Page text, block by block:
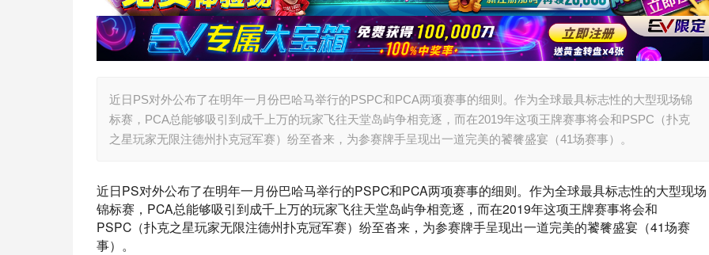
近日PS对外公布了在明年一月份巴哈马举行的PSPC和PCA两项赛事的细则。作为全球最具标志性的大型现场锦
标赛，PCA总能够吸引到成千上万的玩家飞往天堂岛屿争相竞逐，而在2019年这项王牌赛事将会和PSPC（扑克
之星玩家无限注德州扑克冠军赛）纷至沓来，为参赛牌手呈现出一道完美的饕餮盛宴（41场赛事）。
近日PS对外公布了在明年一月份巴哈马举行的PSPC和PCA两项赛事的细则。作为全球最具标志性的大型现场
锦标赛，PCA总能够吸引到成千上万的玩家飞往天堂岛屿争相竞逐，而在2019年这项王牌赛事将会和
PSPC（扑克之星玩家无限注德州扑克冠军赛）纷至沓来，为参赛牌手呈现出一道完美的饕餮盛宴（41场赛
事）。